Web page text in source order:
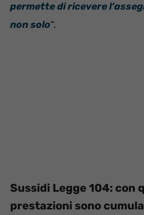
permette di ricevere
non solo“.
Sussidi Legge 104: con
prestazioni sono